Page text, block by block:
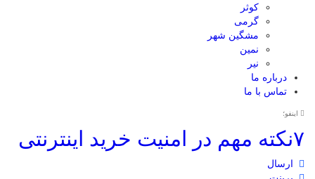
کوثر
گرمی
مشگین شهر
نمین
نیر
درباره ما
تماس با ما
اینفو؛
۷نکته مهم در امنیت خرید اینترنتی
ارسال